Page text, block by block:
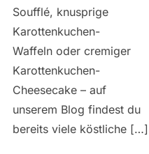
Soufflé, knusprige
Karottenkuchen-
Waffeln oder cremiger
Karottenkuchen-
Cheesecake – auf
unserem Blog findest du
bereits viele köstliche […]